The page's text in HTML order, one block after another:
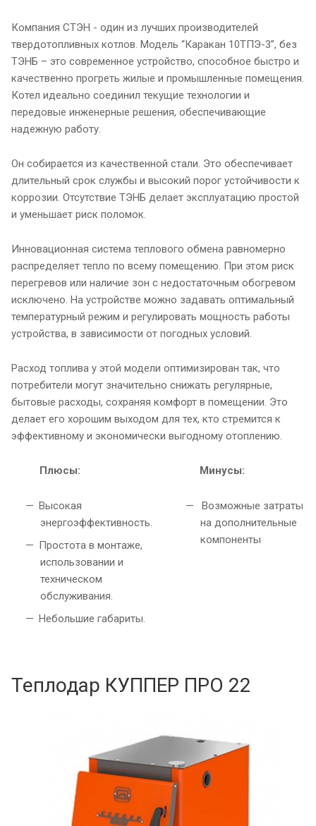
Компания СТЭН - один из лучших производителей
твердотопливных котлов. Модель “Каракан 10ТПЭ-3”, без
ТЭНБ – это современное устройство, способное быстро и
качественно прогреть жилые и промышленные помещения.
Котел идеально соединил текущие технологии и
передовые инженерные решения, обеспечивающие
надежную работу.
Он собирается из качественной стали. Это обеспечивает
длительный срок службы и высокий порог устойчивости к
коррозии. Отсутствие ТЭНБ делает эксплуатацию простой
и уменьшает риск поломок.
Инновационная система теплового обмена равномерно
распределяет тепло по всему помещению. При этом риск
перегревов или наличие зон с недостаточным обогревом
исключено. На устройстве можно задавать оптимальный
температурный режим и регулировать мощность работы
устройства, в зависимости от погодных условий.
Расход топлива у этой модели оптимизирован так, что
потребители могут значительно снижать регулярные,
бытовые расходы, сохраняя комфорт в помещении. Это
делает его хорошим выходом для тех, кто стремится к
эффективному и экономически выгодному отоплению.
Плюсы:
Высокая
энергоэффективность.
Простота в монтаже,
использовании и
техническом
обслуживания.
Небольшие габариты.
Минусы:
Возможные затраты
на дополнительные
компоненты
Теплодар КУППЕР ПРО 22